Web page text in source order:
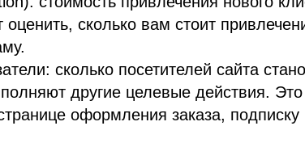
оценить, сколько вам стоит
сколько посетителей сайта
другие целевые действия.
оформления заказа,